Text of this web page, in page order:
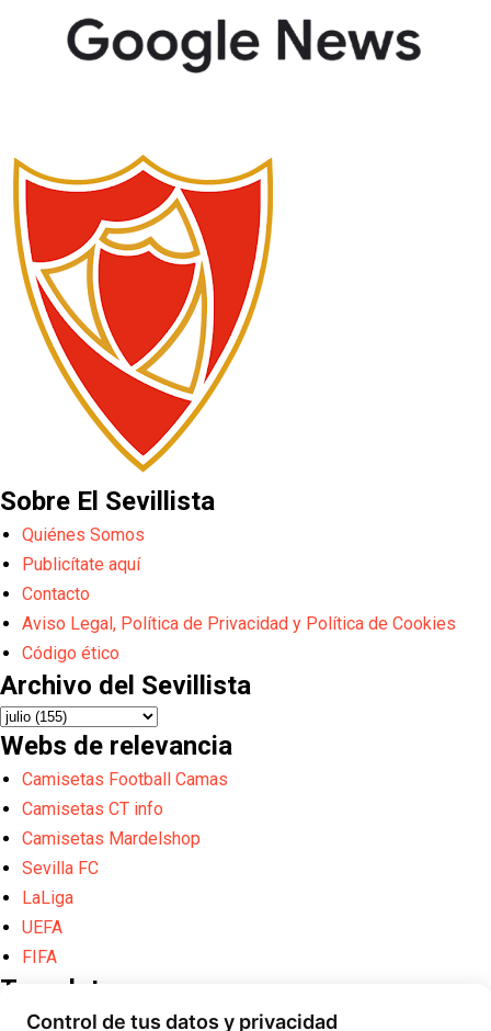
Sobre El Sevillista
Quiénes Somos
Publicítate aquí
Contacto
Aviso Legal, Política de Privacidad y Política de Cookies
Código ético
Archivo del Sevillista
Webs de relevancia
Camisetas Football Camas
Camisetas CT info
Camisetas Mardelshop
Sevilla FC
LaLiga
UEFA
FIFA
Translate
Control de tus datos y privacidad